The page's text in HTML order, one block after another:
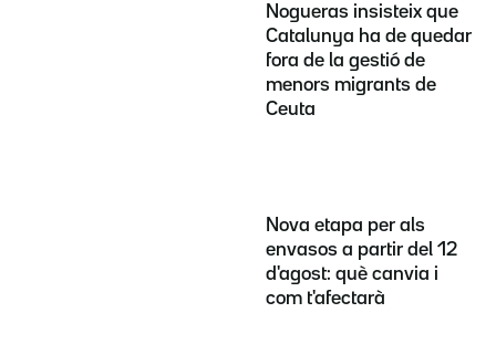
Nogueras insisteix que
Catalunya ha de quedar
fora de la gestió de
menors migrants de
Ceuta
Nova etapa per als
envasos a partir del 12
d'agost: què canvia i
com t'afectarà